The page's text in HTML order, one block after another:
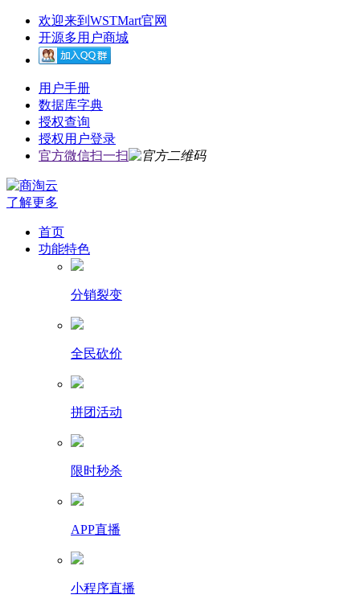
欢迎来到WSTMart官网
开源多用户商城
用户手册
数据库字典
授权查询
授权用户登录
官方微信扫一扫
了解更多
首页
功能特色
分销裂变
全民砍价
拼团活动
限时秒杀
APP直播
小程序直播